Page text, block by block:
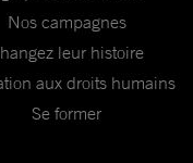
Nos campagnes
leur histoire
aux droits humains
Se former